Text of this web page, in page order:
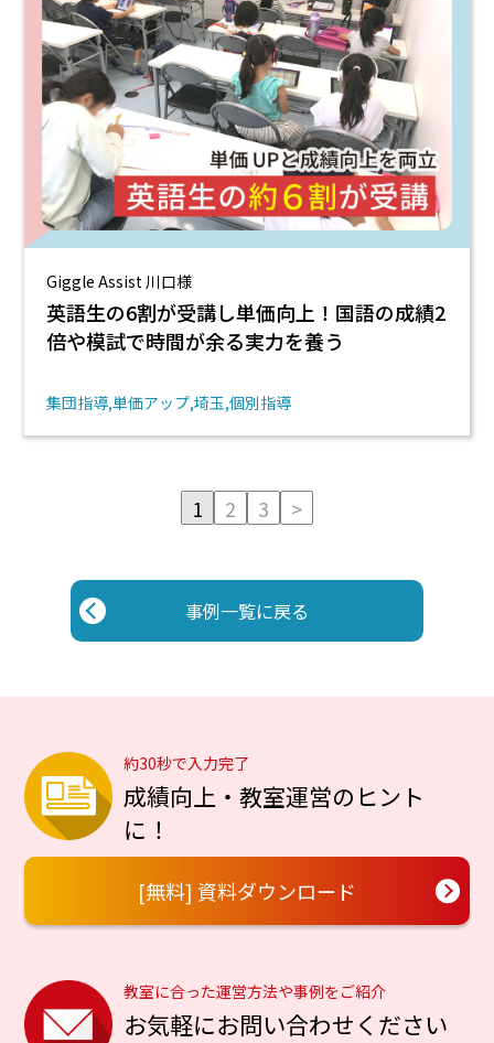
Giggle Assist 川口様
英語生の6割が受講し単価向上！国語の成績2
倍や模試で時間が余る実力を養う
集団指導 単価アップ 埼玉 個別指導
1 2 3 >
事例一覧に戻る
約30秒で入力完了
成績向上・教室運営のヒント
に！
[無料] 資料ダウンロード
教室に合った運営方法や事例をご紹介
お気軽にお問い合わせください